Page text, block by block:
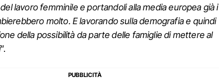
lavoro femminile e portandoli alla media europea già i
molto. E lavorando sulla demografia e quindi
della possibilità da parte delle famiglie di mettere al
”.